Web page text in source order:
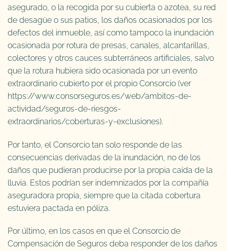
asegurado, o la recogida por su cubierta o azotea, su red
de desagüe o sus patios, los daños ocasionados por los
defectos del inmueble, así como tampoco la inundación
ocasionada por rotura de presas, canales, alcantarillas,
colectores y otros cauces subterráneos artificiales, salvo
que la rotura hubiera sido ocasionada por un evento
extraordinario cubierto por el propio Consorcio (ver
https://www.consorseguros.es/web/ambitos-de-
actividad/seguros-de-riesgos-
extraordinarios/coberturas-y-exclusiones).
Por tanto, el Consorcio tan solo responde de las
consecuencias derivadas de la inundación, no de los
daños que pudieran producirse por la propia caída de la
lluvia. Estos podrían ser indemnizados por la compañía
aseguradora propia, siempre que la citada cobertura
estuviera pactada en póliza.
Por último, en los casos en que el Consorcio de
Compensación de Seguros deba responder de los daños